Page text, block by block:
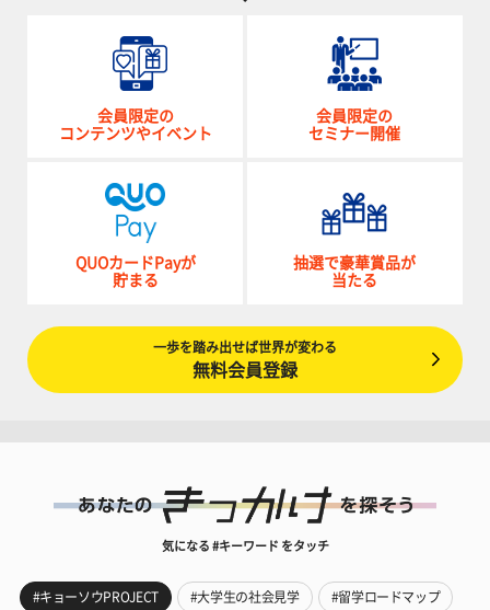
会員限定の
コンテンツやイベント
会員限定の
セミナー開催
QUOカードPayが
貯まる
抽選で豪華賞品が
当たる
一歩を踏み出せば世界が変わる
無料会員登録
気になる #キーワード をタッチ
#キョーソウPROJECT #大学生の社会見学 #留学ロードマップ